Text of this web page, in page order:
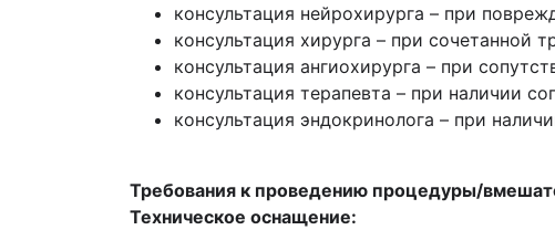
консультация нейрохирурга – при
консультация хирурга – при сочетанной
консультация ангиохирурга – при
консультация терапевта – при наличии
консультация эндокринолога – при
Требования к проведению процедуры/
Техническое оснащение: